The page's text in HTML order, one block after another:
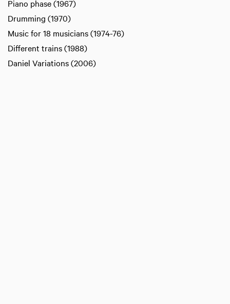
Piano phase (1967)
Drumming (1970)
Music for 18 musicians (1974-76)
Different trains (1988)
Daniel Variations (2006)